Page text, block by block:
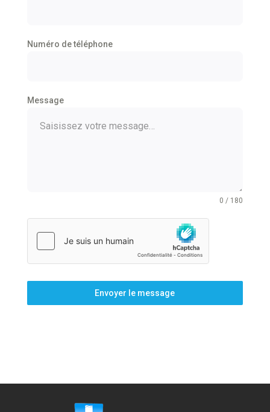
Numéro de téléphone
Message
0 / 180
Envoyer le message